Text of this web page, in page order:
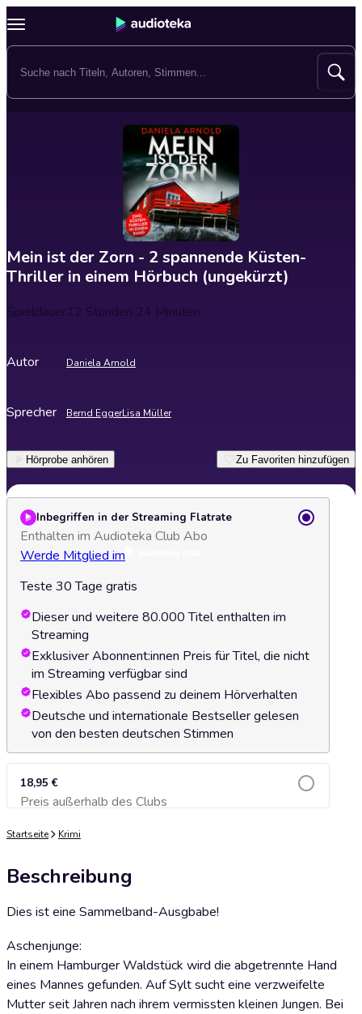
Mein ist der Zorn - 2 spannende Küsten-
Thriller in einem Hörbuch (ungekürzt)
Spieldauer12 Stunden 24 Minuten
Autor Daniela Arnold
Sprecher Bernd EggerLisa Müller
Hörprobe anhören Zu Favoriten hinzufügen
Inbegriffen in der Streaming Flatrate
Enthalten im Audioteka Club Abo
Werde Mitglied im
Teste 30 Tage gratis
Dieser und weitere 80.000 Titel enthalten im
Streaming
Exklusiver Abonnent:innen Preis für Titel, die nicht
im Streaming verfügbar sind
Flexibles Abo passend zu deinem Hörverhalten
Deutsche und internationale Bestseller gelesen
von den besten deutschen Stimmen
18,95 €
Preis außerhalb des ClubsZum Warenkorb hinzufügen
Startseite Krimi
Beschreibung
Dies ist eine Sammelband-Ausgbabe!
Aschenjunge:
In einem Hamburger Waldstück wird die abgetrennte Hand
eines Mannes gefunden. Auf Sylt sucht eine verzweifelte
Mutter seit Jahren nach ihrem vermissten kleinen Jungen. Bei